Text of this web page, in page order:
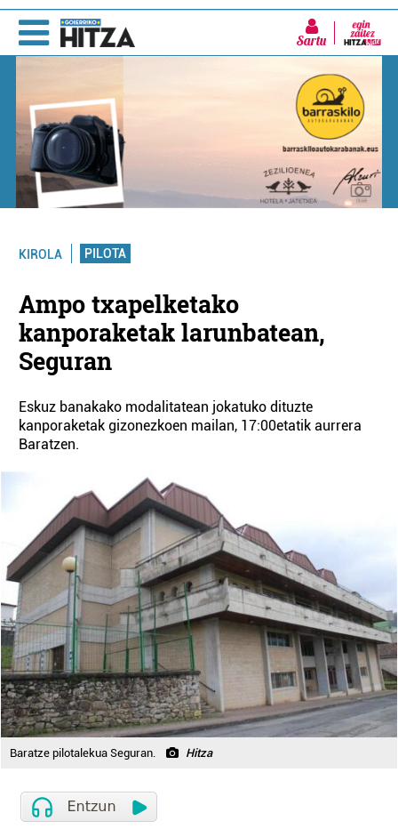
Sartu
KIROLA PILOTA
Ampo txapelketako
kanporaketak larunbatean,
Seguran
Eskuz banakako modalitatean jokatuko dituzte
kanporaketak gizonezkoen mailan, 17:00etatik aurrera
Baratzen.
Baratze pilotalekua Seguran. Hitza